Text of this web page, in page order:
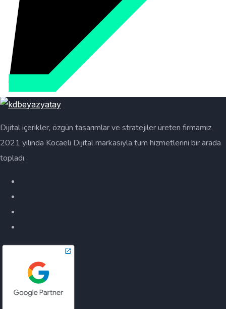
Dijital içerikler, özgün tasarımlar ve stratejiler üreten firmamız
2021 yılında Kocaeli Dijital markasıyla tüm hizmetlerini bir arada
topladı.